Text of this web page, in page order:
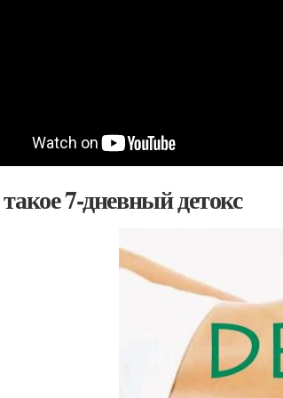
7-дневный детокс